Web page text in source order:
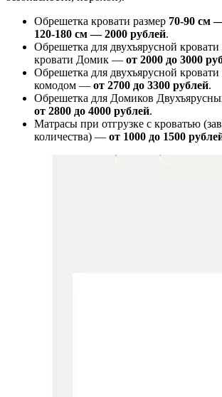
Обрешетка кровати размер 70-90 см
120-180 см — 2000 рублей.
Обрешетка для двухъярусной
кровати Домик — от 2000 до 3000
Обрешетка для двухъярусной
комодом — от 2700 до 3300 рублей.
Обрешетка для Домиков
от 2800 до 4000 рублей.
Матрасы при отгрузке с кроватью
количества) — от 1000 до 1500